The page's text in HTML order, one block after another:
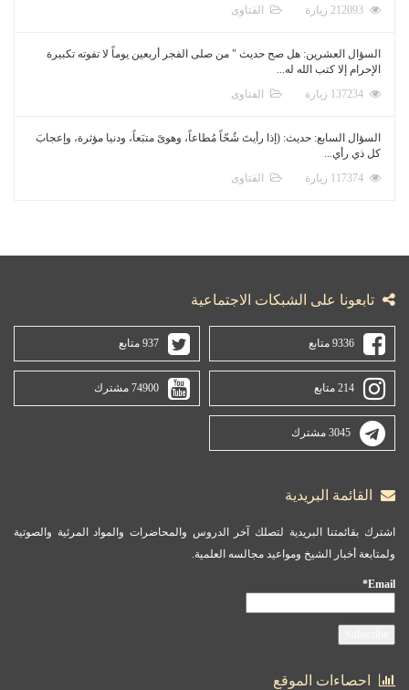
الفتاوى
السؤال العشرين: هل صح حديث " من صلى الفجر أربعين يوماً لا تفوته تكبيرة
الإحرام إلا كتب الله له...
الفتاوى
السؤال السابع: حديث: (إذا رأيتَ شُحّاً مُطاعاً، وهوىً متبَعاً، ودنيا مؤثرة، وإعجابَ
كل ذي رأي...
الفتاوى
تابعونا على الشبكات الاجتماعية
9336 متابع 937 متابع
214 متابع 74900 مشترك
3045 مشترك
القائمة البريدية
اشترك بقائمتنا البريدية لتصلك آخر الدروس والمحاضرات والمواد المرئية والصوتية
ولمتابعة أخبار الشيخ ومواعيد مجالسه العلمية.
Email*
احصاءات الموقع